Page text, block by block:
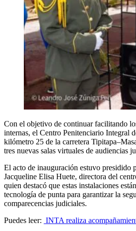
Con el objetivo de continuar facilitando
internas, el Centro Penitenciario Integral
kilómetro 25 de la carretera
tres nuevas salas virtuales de audiencias
El acto de inauguración estuvo presidido
Jacqueline Elisa Huete, directora del
quien destacó que estas instalaciones
tecnología de punta para garantizar la
comparecencias judiciales.
Puedes leer: INTA realiza